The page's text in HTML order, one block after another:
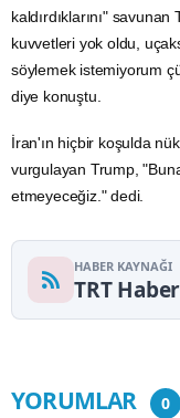
kaldırdıklarını"
kuvvetleri yok oldu,
söylemek istemiyorum
diye konuştu.
İran'ın hiçbir koşulda
vurgulayan Trump,
etmeyeceğiz." dedi.
HABER KAYNAĞI
TRT Haber
YORUMLAR 0